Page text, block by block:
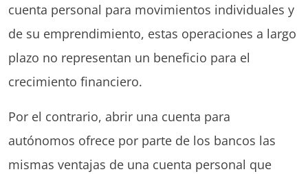
cuenta personal para movimientos individuales y
de su emprendimiento, estas operaciones a largo
plazo no representan un beneficio para el
crecimiento financiero.
Por el contrario, abrir una cuenta para
autónomos ofrece por parte de los bancos las
mismas ventajas de una cuenta personal que